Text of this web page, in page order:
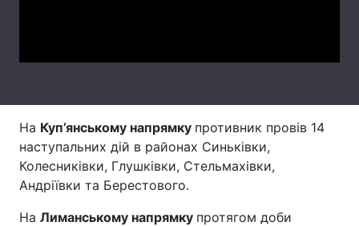
На Куп’янському напрямку противник провів 14
наступальних дій в районах Синьківки,
Колесниківки, Глушківки, Стельмахівки,
Андріївки та Берестового.
На Лиманському напрямку протягом доби